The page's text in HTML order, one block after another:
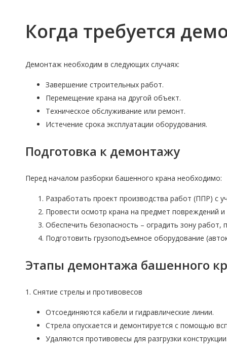
Когда требуется
Демонтаж необходим в следующих случаях:
Завершение строительных работ.
Перемещение крана на другой объект.
Техническое обслуживание или ремонт.
Истечение срока эксплуатации оборудования.
Подготовка к демонтажу
Перед началом разборки башенного крана необходимо:
Разработать проект производства работ (ППР) с
Провести осмотр крана на предмет повреждений и
Обеспечить безопасность – оградить зону работ,
Подготовить грузоподъемное оборудование
Этапы демонтажа башенного
1. Снятие стрелы и противовесов
Отсоединяются кабели и гидравлические линии.
Стрела опускается и демонтируется с помощью
Удаляются противовесы для разгрузки